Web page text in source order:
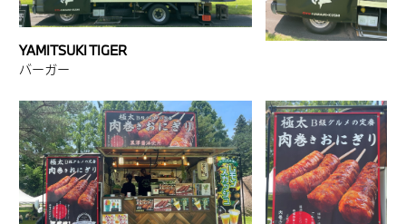
YAMITSUKI TIGER
バーガー